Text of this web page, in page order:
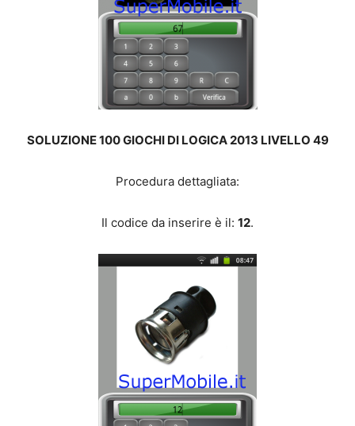
SOLUZIONE 100 GIOCHI DI LOGICA 2013 LIVELLO 49
Procedura dettagliata:
Il codice da inserire è il: 12.